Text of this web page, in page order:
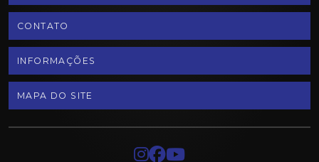
CONTATO
INFORMAÇÕES
MAPA DO SITE